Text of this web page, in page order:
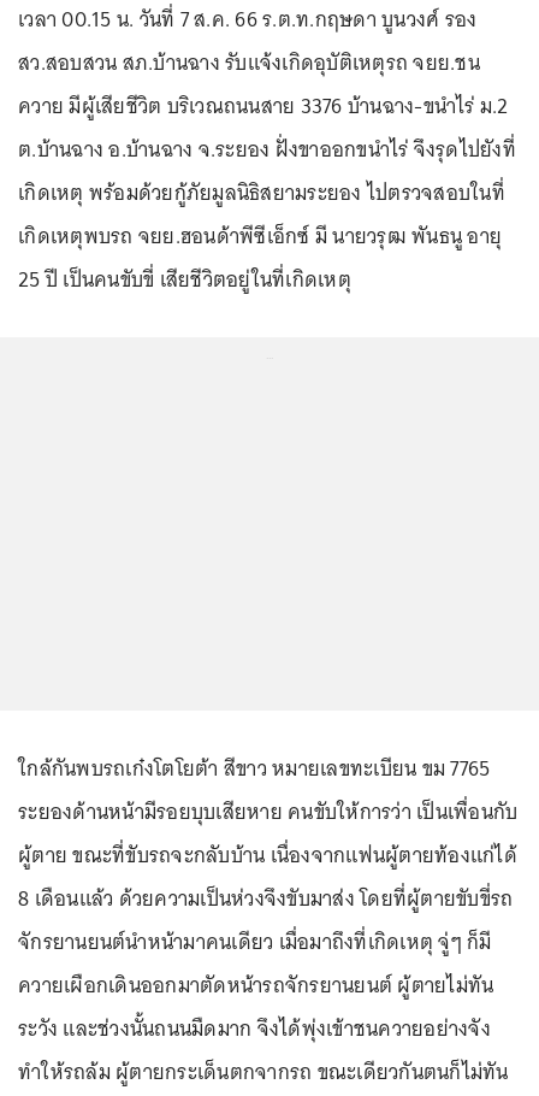
เวลา 00.15 น. วันที่ 7 ส.ค. 66 ร.ต.ท.กฤษดา บูนวงศ์ รอง
สว.สอบสวน สภ.บ้านฉาง รับแจ้งเกิดอุบัติเหตุรถ จยย.ชน
ควาย มีผู้เสียชีวิต บริเวณถนนสาย 3376 บ้านฉาง-ขนำไร่ ม.2
ต.บ้านฉาง อ.บ้านฉาง จ.ระยอง ฝั่งขาออกขนำไร่ จึงรุดไปยังที่
เกิดเหตุ พร้อมด้วยกู้ภัยมูลนิธิสยามระยอง ไปตรวจสอบในที่
เกิดเหตุพบรถ จยย.ฮอนด้าพีซีเอ็กซ์ มี นายวรุฒ พันธนู อายุ
25 ปี เป็นคนขับขี่ เสียชีวิตอยู่ในที่เกิดเหตุ
ใกล้กันพบรถเก๋งโตโยต้า สีขาว หมายเลขทะเบียน ขม 7765
ระยองด้านหน้ามีรอยบุบเสียหาย คนขับให้การว่า เป็นเพื่อนกับ
ผู้ตาย ขณะที่ขับรถจะกลับบ้าน เนื่องจากแฟนผู้ตายท้องแก่ได้
8 เดือนแล้ว ด้วยความเป็นห่วงจึงขับมาส่ง โดยที่ผู้ตายขับขี่รถ
จักรยานยนต์นำหน้ามาคนเดียว เมื่อมาถึงที่เกิดเหตุ จู่ๆ ก็มี
ควายเผือกเดินออกมาตัดหน้ารถจักรยานยนต์ ผู้ตายไม่ทัน
ระวัง และช่วงนั้นถนนมืดมาก จึงได้พุ่งเข้าชนควายอย่างจัง
ทำให้รถล้ม ผู้ตายกระเด็นตกจากรถ ขณะเดียวกันตนก็ไม่ทัน